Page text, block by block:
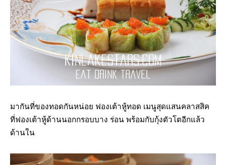
มากันที่ของทอดกันหน่อย ฟองเต้าหู้ทอด เมนูสุดแสนคลาสสิค
ที่ฟองเต้าหู้ด้านนอกกรอบบาง ร่อน พร้อมกับกุ้งตัวโตอีกแล้ว
ด้านใน